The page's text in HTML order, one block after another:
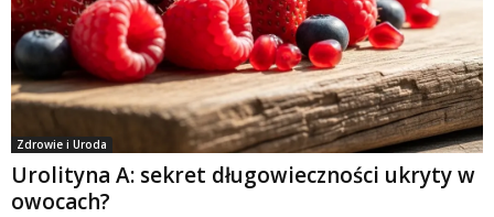
Zdrowie i Uroda
Urolityna A: sekret długowieczności ukryty w
owocach?